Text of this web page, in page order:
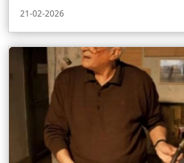
21-02-2026